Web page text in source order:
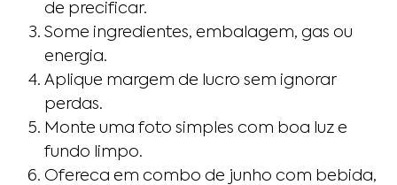
de precificar.
Some ingredientes, embalagem, gas ou
energia.
Aplique margem de lucro sem ignorar
perdas.
Monte uma foto simples com boa luz e
fundo limpo.
Ofereca em combo de junho com bebida,